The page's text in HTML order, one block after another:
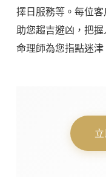
擇日服務等。每位
助您趨吉避凶，把
命理師為您指點迷津